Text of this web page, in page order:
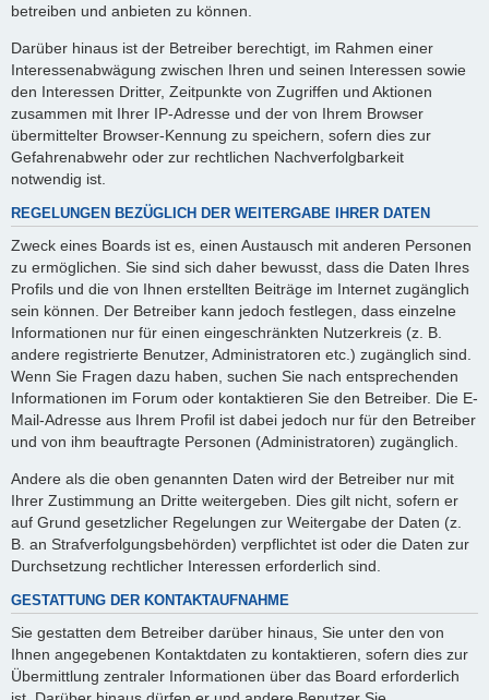
betreiben und anbieten zu können.
Darüber hinaus ist der Betreiber berechtigt, im Rahmen einer
Interessenabwägung zwischen Ihren und seinen Interessen sowie
den Interessen Dritter, Zeitpunkte von Zugriffen und Aktionen
zusammen mit Ihrer IP-Adresse und der von Ihrem Browser
übermittelter Browser-Kennung zu speichern, sofern dies zur
Gefahrenabwehr oder zur rechtlichen Nachverfolgbarkeit
notwendig ist.
REGELUNGEN BEZÜGLICH DER WEITERGABE IHRER DATEN
Zweck eines Boards ist es, einen Austausch mit anderen Personen
zu ermöglichen. Sie sind sich daher bewusst, dass die Daten Ihres
Profils und die von Ihnen erstellten Beiträge im Internet zugänglich
sein können. Der Betreiber kann jedoch festlegen, dass einzelne
Informationen nur für einen eingeschränkten Nutzerkreis (z. B.
andere registrierte Benutzer, Administratoren etc.) zugänglich sind.
Wenn Sie Fragen dazu haben, suchen Sie nach entsprechenden
Informationen im Forum oder kontaktieren Sie den Betreiber. Die E-
Mail-Adresse aus Ihrem Profil ist dabei jedoch nur für den Betreiber
und von ihm beauftragte Personen (Administratoren) zugänglich.
Andere als die oben genannten Daten wird der Betreiber nur mit
Ihrer Zustimmung an Dritte weitergeben. Dies gilt nicht, sofern er
auf Grund gesetzlicher Regelungen zur Weitergabe der Daten (z.
B. an Strafverfolgungsbehörden) verpflichtet ist oder die Daten zur
Durchsetzung rechtlicher Interessen erforderlich sind.
GESTATTUNG DER KONTAKTAUFNAHME
Sie gestatten dem Betreiber darüber hinaus, Sie unter den von
Ihnen angegebenen Kontaktdaten zu kontaktieren, sofern dies zur
Übermittlung zentraler Informationen über das Board erforderlich